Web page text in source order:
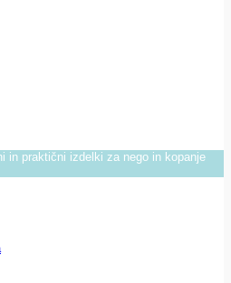
in praktični izdelki za nego in kopanje